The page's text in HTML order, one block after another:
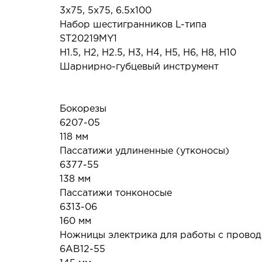
3x75, 5x75, 6.5x100
Набор шестигранников L-типа
ST20219MY1
H1.5, H2, H2.5, H3, H4, H5, H6, H8, H10
Шарнирно-губцевый инструмент
Бокорезы
6207-05
118 мм
Пассатижи удлиненные (утконосы)
6377-55
138 мм
Пассатижи тонконосые
6313-06
160 мм
Ножницы электрика для работы с
6AB12-55